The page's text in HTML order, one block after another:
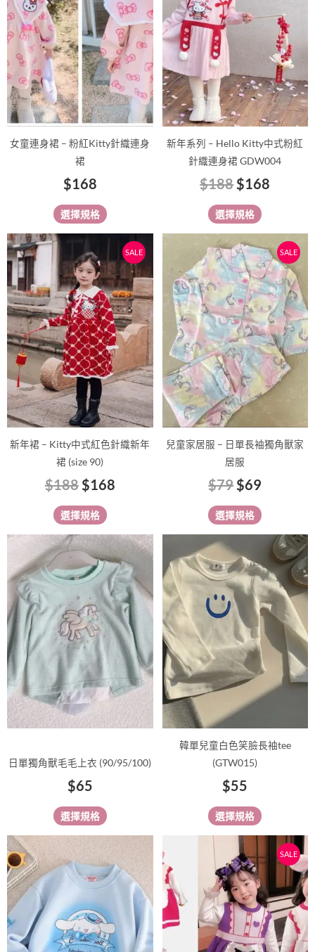
女童連身裙 – 粉紅Kitty針織連身
裙
$168
選擇規格
多
種
款
式。
可
在
產
頁
面
選
擇
選
項
新年系列 – Hello Kitty中式粉紅
針織連身裙 GDW004
$188
$188。
$168
$168
選擇規格
多
種
可
在
產
頁
面
選
擇
選
SALE
新年裙 – Kitty中式紅色針織新年
裙 (size 90)
$188
原
始
價
格：
$188。
$168
目
前
價
格：
$168。
選擇規格
此
產
品
有
多
種
款
式。
可
在
產
頁
選
擇
選
項
SALE
兒童家居服 – 日單長袖獨角獸家
居服
$79
原
始
價
格：
$79。
$69
前
價
格：
$69。
選擇規格
此
產
品
有
多
種
款
式。
可
在
產
頁
面
選
擇
選
日單獨角獸毛毛上衣 (90/95/100)
$65
選擇規格
此
產
品
有
多
種
款
式。
可
在
產
面
選
擇
選
韓單兒童白色笑臉長袖tee
(GTW015)
$55
選擇規格
產
品
有
多
款
式。
可
在
頁
選
擇
選
項
產
品
多
種
款
SALE
原
始
價
格：
$168。
目
前
格：
$138
此
產
品
有
多
種
款